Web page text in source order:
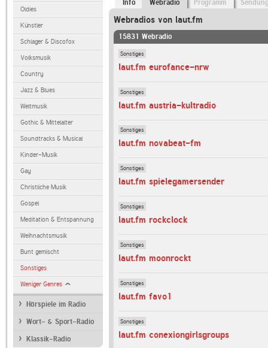
Oldies
Künstler
Schlager & Discofox
Volksmusik
Country
Jazz & Blues
Weltmusik
Gothic & Mittelalter
Soundtracks & Musical
Kinder-Musik
Gay
Christliche Musik
Gospel
Meditation & Entspannung
Weihnachtsmusik
Bunt gemischt
Sonstiges
Weniger Genres
Hörspiele im Radio
Wort- & Sport-Radio
Klassik-Radio
Info Webradio Programm
Webradios von laut.fm
15831 Webradio
Sonstiges
laut.fm eurofance-nrw
Sonstiges
laut.fm austria-kultradio
Sonstiges
laut.fm novabeat-fm
Sonstiges
laut.fm spielegamersender
Sonstiges
laut.fm rockclock
Sonstiges
laut.fm moonrockt
Sonstiges
laut.fm favo1
Sonstiges
laut.fm conexiongirlsgroups